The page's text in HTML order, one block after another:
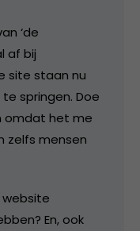
‘de
af bij
site staan nu
springen. Doe
omdat het me
zelfs mensen
En, ook